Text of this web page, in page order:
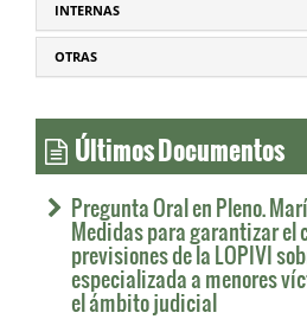
INTERNAS
OTRAS
Últimos Documentos
Pregunta Oral en Pleno.
Medidas para garantizar el
previsiones de la LOPIVI
especializada a menores
el ámbito judicial